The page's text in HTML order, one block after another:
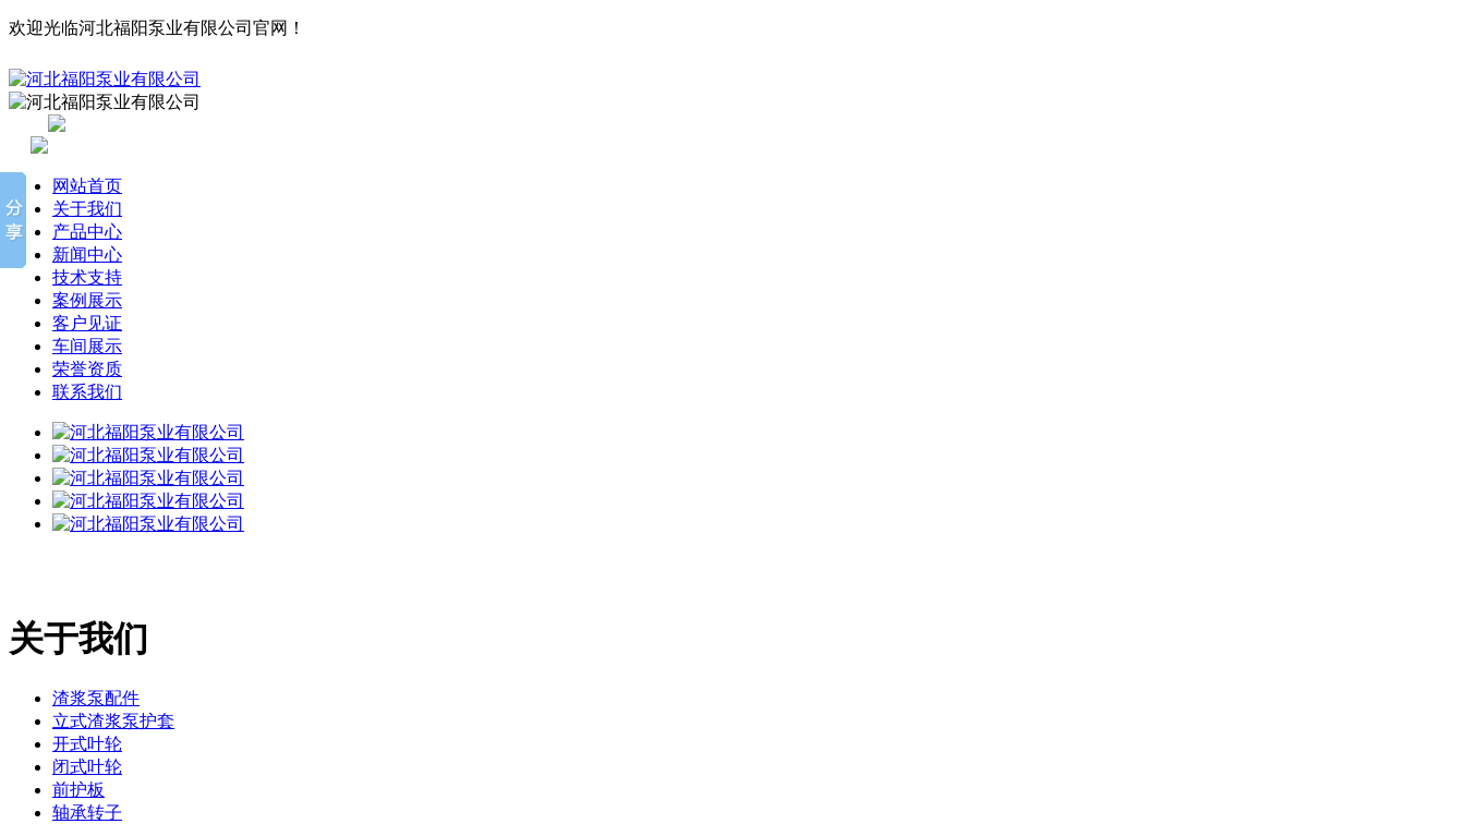
欢迎光临河北福阳泵业有限公司官网！
网站首页
关于我们
产品中心
新闻中心
技术支持
案例展示
客户见证
车间展示
荣誉资质
联系我们
关于我们
渣浆泵配件
立式渣浆泵护套
开式叶轮
闭式叶轮
前护板
轴承转子